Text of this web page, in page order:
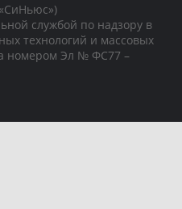
службой по надзору в
технологий и массовых
номером Эл № ФС77 –